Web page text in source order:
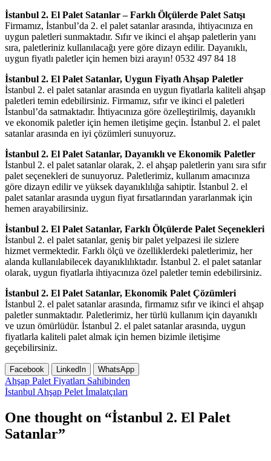
İstanbul 2. El Palet Satanlar – Farklı Ölçülerde Palet Satışı
Firmamız, İstanbul’da 2. el palet satanlar arasında, ihtiyacınıza en
uygun paletleri sunmaktadır. Sıfır ve ikinci el ahşap paletlerin yanı
sıra, paletleriniz kullanılacağı yere göre dizayn edilir. Dayanıklı,
uygun fiyatlı paletler için hemen bizi arayın! 0532 497 84 18
İstanbul 2. El Palet Satanlar, Uygun Fiyatlı Ahşap Paletler
İstanbul 2. el palet satanlar arasında en uygun fiyatlarla kaliteli ahşap
paletleri temin edebilirsiniz. Firmamız, sıfır ve ikinci el paletleri
İstanbul’da satmaktadır. İhtiyacınıza göre özelleştirilmiş, dayanıklı
ve ekonomik paletler için hemen iletişime geçin. İstanbul 2. el palet
satanlar arasında en iyi çözümleri sunuyoruz.
İstanbul 2. El Palet Satanlar, Dayanıklı ve Ekonomik Paletler
İstanbul 2. el palet satanlar olarak, 2. el ahşap paletlerin yanı sıra sıfır
palet seçenekleri de sunuyoruz. Paletlerimiz, kullanım amacınıza
göre dizayn edilir ve yüksek dayanıklılığa sahiptir. İstanbul 2. el
palet satanlar arasında uygun fiyat fırsatlarından yararlanmak için
hemen arayabilirsiniz.
İstanbul 2. El Palet Satanlar, Farklı Ölçülerde Palet Seçenekleri
İstanbul 2. el palet satanlar, geniş bir palet yelpazesi ile sizlere
hizmet vermektedir. Farklı ölçü ve özelliklerdeki paletlerimiz, her
alanda kullanılabilecek dayanıklılıktadır. İstanbul 2. el palet satanlar
olarak, uygun fiyatlarla ihtiyacınıza özel paletler temin edebilirsiniz.
İstanbul 2. El Palet Satanlar, Ekonomik Palet Çözümleri
İstanbul 2. el palet satanlar arasında, firmamız sıfır ve ikinci el ahşap
paletler sunmaktadır. Paletlerimiz, her türlü kullanım için dayanıklı
ve uzun ömürlüdür. İstanbul 2. el palet satanlar arasında, uygun
fiyatlarla kaliteli palet almak için hemen bizimle iletişime
geçebilirsiniz.
Facebook LinkedIn WhatsApp
Yazı
gezinmesi
Ahşap Palet Fiyatları Sahibinden
İstanbul Ahşap Pelet İmalatçıları
One thought on “İstanbul 2. El Palet
Satanlar”